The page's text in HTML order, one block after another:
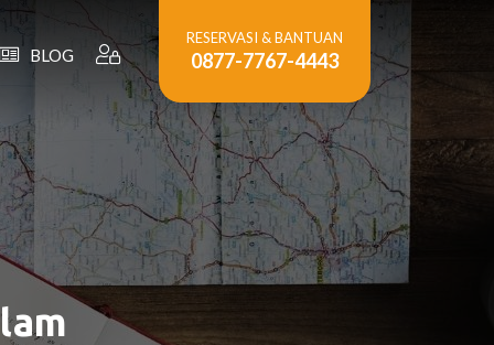
BLOG
RESERVASI & BANTUAN
0877-7767-4443